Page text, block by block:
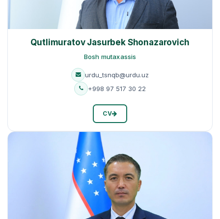
Qutlimuratov Jasurbek Shonazarovich
Bosh mutaxassis
urdu_tsnqb@urdu.uz
+998 97 517 30 22
CV